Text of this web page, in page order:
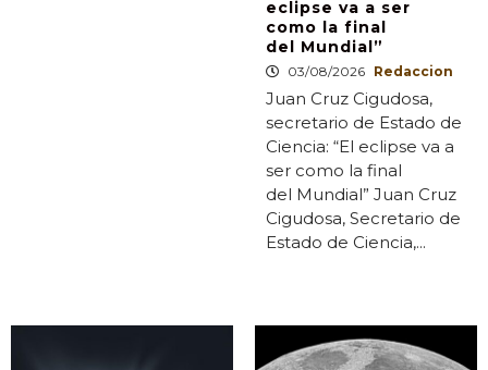
eclipse va a ser
como la final
del Mundial”
03/08/2026 Redaccion
Juan Cruz Cigudosa,
secretario de Estado de
Ciencia: “El eclipse va a
ser como la final
del Mundial” Juan Cruz
Cigudosa, Secretario de
Estado de Ciencia,...